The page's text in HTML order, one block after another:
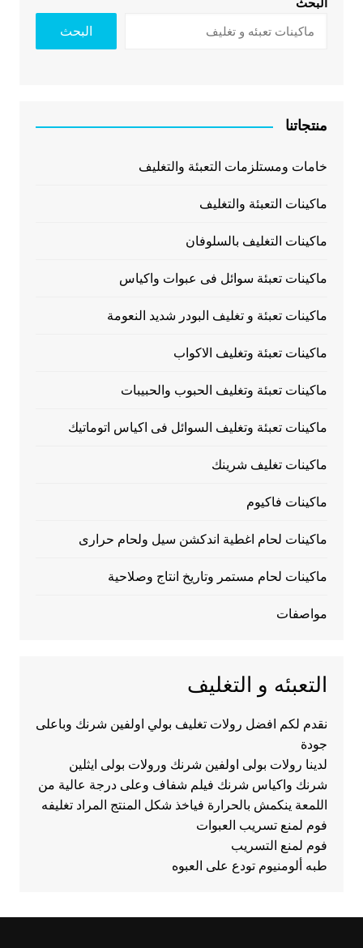
البحث
البحث
منتجاتنا
خامات ومستلزمات التعبئة والتغليف
ماكينات التعبئة والتغليف
ماكينات التغليف بالسلوفان
ماكينات تعبئة سوائل فى عبوات واكياس
ماكينات تعبئة و تغليف البودر شديد النعومة
ماكينات تعبئة وتغليف الاكواب
ماكينات تعبئة وتغليف الحبوب والحبيبات
ماكينات تعبئة وتغليف السوائل فى اكياس اتوماتيك
ماكينات تغليف شرينك
ماكينات فاكيوم
ماكينات لحام اغطية اندكشن سيل ولحام حرارى
ماكينات لحام مستمر وتاريخ انتاج وصلاحية
مواصفات
التعبئه و التغليف
نقدم لكم افضل رولات تغليف بولي اولفين شرنك وباعلى
جودة
لدينا رولات بولى اولفين شرنك ورولات بولى ايثلين
شرنك واكياس شرنك فيلم شفاف وعلى درجة عالية من
اللمعة ينكمش بالحرارة فياخذ شكل المنتج المراد تغليفه
فوم لمنع تسريب العبوات
فوم لمنع التسريب
طبه ألومنيوم تودع على العبوه